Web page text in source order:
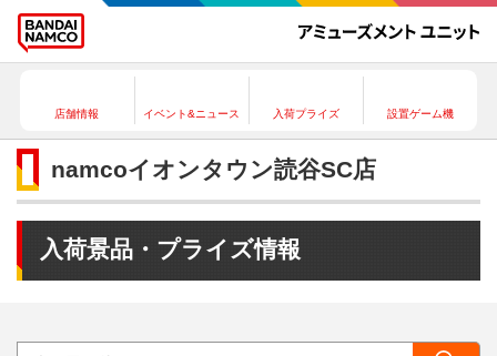
店舗情報 イベント&ニュース 入荷プライズ 設置ゲーム機
namcoイオンタウン読谷SC店
入荷景品・プライズ情報